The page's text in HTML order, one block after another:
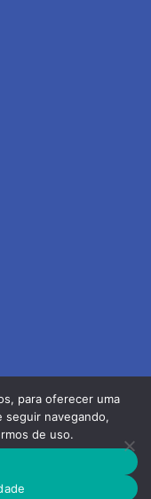
para oferecer uma
seguir navegando,
de uso.